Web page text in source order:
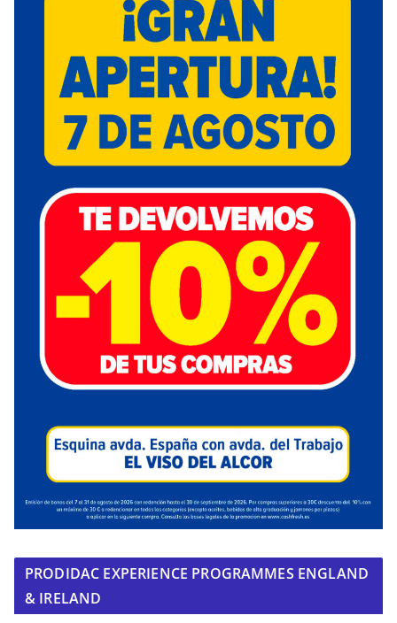
PRODIDAC EXPERIENCE PROGRAMMES ENGLAND
& IRELAND